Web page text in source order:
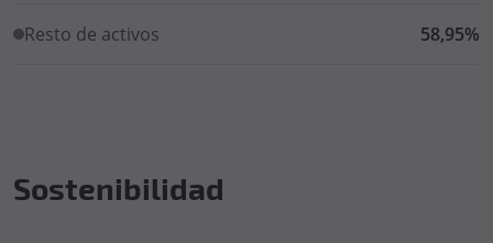
Resto de activos 58,95%
Sostenibilidad